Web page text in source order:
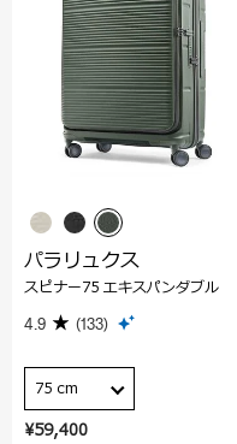
¥59,400
パラリュクス
スピナー75 エキスパンダブル
4.9 (133)
75 cm